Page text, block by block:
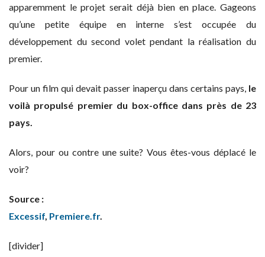
apparemment le projet serait déjà bien en place. Gageons
qu’une petite équipe en interne s’est occupée du
développement du second volet pendant la réalisation du
premier.
Pour un film qui devait passer inaperçu dans certains pays, le
voilà propulsé premier du box-office dans près de 23
pays.
Alors, pour ou contre une suite? Vous êtes-vous déplacé le
voir?
Source :
Excessif Premiere.fr.
[divider]